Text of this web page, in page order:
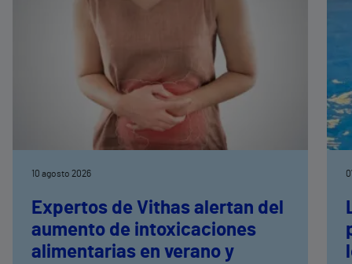
10 agosto 2026
Expertos de Vithas alertan del
aumento de intoxicaciones
alimentarias en verano y